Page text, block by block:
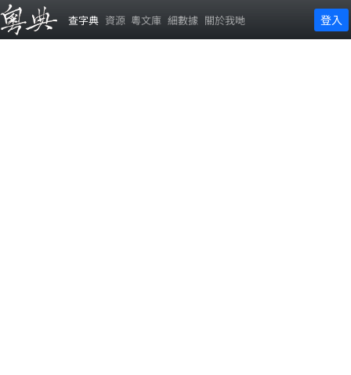
查字典 資源 粵文庫 細數據 關於我哋 登入